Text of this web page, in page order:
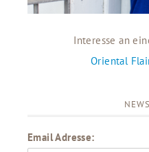
Interesse an
Oriental
Email Adresse: